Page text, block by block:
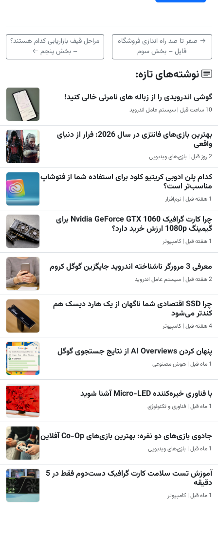
→ صفر تا صد راه اندازی فروشگاه
فایل – بخش سوم
مراحل قیف بازاریابی کدام هستند؟
– بخش پنجم ←
نوشته‌های تازه:
گوشی اندرویدی را از زباله های نامرئی خالی کنید!
10 ساعت قبل | سیستم عامل اندروید
بهترین بازی‌های فانتزی در سال 2026: فرار از دنیای
واقعی
2 روز قبل | بازی‌های ویدیویی
کدام پلن ادوبی کریتیو کلود برای استفاده شما از فتوشاپ
مناسب‌تر است؟
1 هفته قبل | نرم‌افزار
چرا کارت گرافیک Nvidia GeForce GTX 1060 برای
گیمینگ 1080p ارزش خرید دارد؟
1 هفته قبل | کامپیوتر
معرفی 3 مرورگر ناشناخته اندروید جایگزین گوگل کروم
2 هفته قبل | سیستم عامل اندروید
چرا SSD اقتصادی شما ناگهان از یک هارد دیسک هم
کندتر می‌شود
4 هفته قبل | کامپیوتر
پنهان کردن AI Overviews از نتایج جستجوی گوگل
1 ماه قبل | هوش مصنوعی
با فناوری خیره‌کننده Micro-LED آشنا شوید
1 ماه قبل | فناوری و تکنولوژی
جادوی بازی‌های دو نفره: بهترین بازی‌های Co-Op آفلاین
1 ماه قبل | بازی‌های ویدیویی
آموزش تست سلامت کارت گرافیک دست‌دوم فقط در 5
دقیقه
1 ماه قبل | کامپیوتر